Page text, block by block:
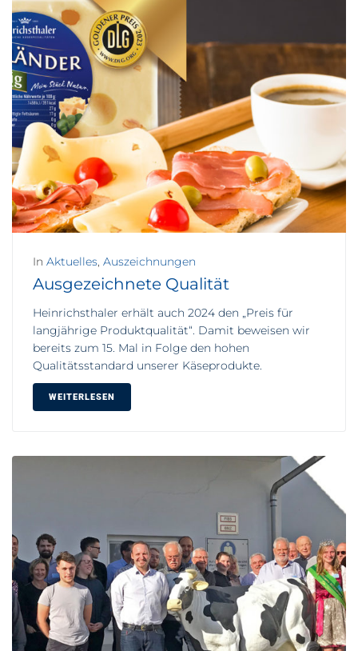
In Aktuelles, Auszeichnungen
Ausgezeichnete Qualität
Heinrichsthaler erhält auch 2024 den „Preis für
langjährige Produktqualität“. Damit beweisen wir
bereits zum 15. Mal in Folge den hohen
Qualitätsstandard unserer Käseprodukte.
WEITERLESEN